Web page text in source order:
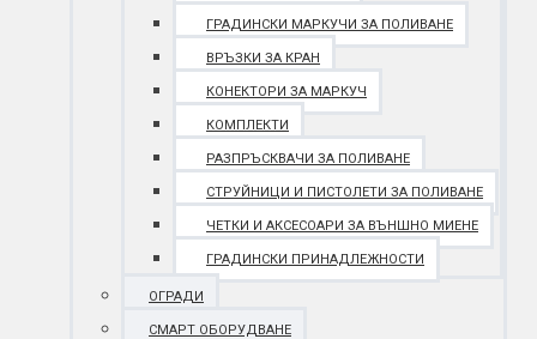
ГРАДИНСКИ МАРКУЧИ ЗА ПОЛИВАНЕ
ВРЪЗКИ ЗА КРАН
КОНЕКТОРИ ЗА МАРКУЧ
КОМПЛЕКТИ
РАЗПРЪСКВАЧИ ЗА ПОЛИВАНЕ
СТРУЙНИЦИ И ПИСТОЛЕТИ ЗА ПОЛИВАНЕ
ЧЕТКИ И АКСЕСОАРИ ЗА ВЪНШНО МИЕНЕ
ГРАДИНСКИ ПРИНАДЛЕЖНОСТИ
ОГРАДИ
СМАРТ ОБОРУДВАНЕ